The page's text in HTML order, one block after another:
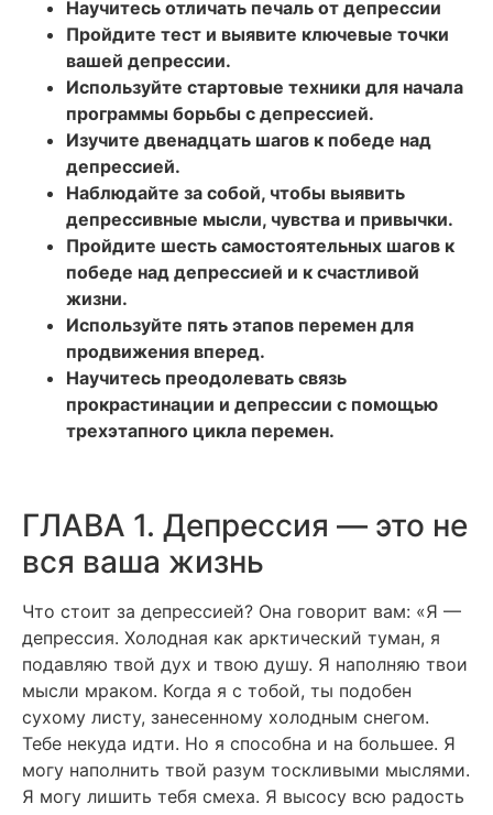
Научитесь отличать печаль от депрессии
Пройдите тест и выявите ключевые точки
вашей депрессии.
Используйте стартовые техники для начала
программы борьбы с депрессией.
Изучите двенадцать шагов к победе над
депрессией.
Наблюдайте за собой, чтобы выявить
депрессивные мысли, чувства и привычки.
Пройдите шесть самостоятельных шагов к
победе над депрессией и к счастливой
жизни.
Используйте пять этапов перемен для
продвижения вперед.
Научитесь преодолевать связь
прокрастинации и депрессии с помощью
трехэтапного цикла перемен.
ГЛАВА 1. Депрессия — это не
вся ваша жизнь
Что стоит за депрессией? Она говорит вам: «Я —
депрессия. Холодная как арктический туман, я
подавляю твой дух и твою душу. Я наполняю твои
мысли мраком. Когда я с тобой, ты подобен
сухому листу, занесенному холодным снегом.
Тебе некуда идти. Но я способна и на большее. Я
могу наполнить твой разум тоскливыми мыслями.
Я могу лишить тебя смеха. Я высосу всю радость